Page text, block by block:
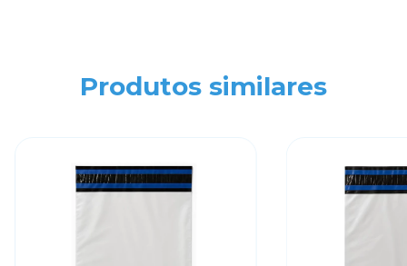
Produtos similares